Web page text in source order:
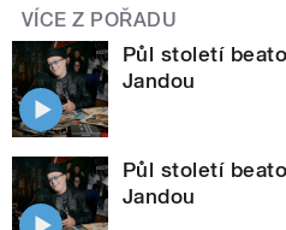
VÍCE Z POŘADU
Půl století
Jandou
Půl století
Jandou